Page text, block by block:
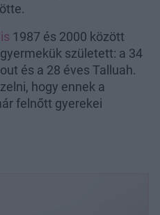
1987 és 2000 között
született: a 34
és a 28 éves Talluah.
hogy ennek a
felnőtt gyerekei